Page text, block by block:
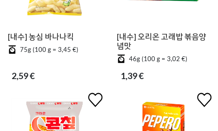
[내수] 농심 바나나킥
75g (100 g = 3,45 €)
2,59 €
[내수] 오리온 고래밥 볶음양
념맛
46g (100 g = 3,02 €)
1,39 €